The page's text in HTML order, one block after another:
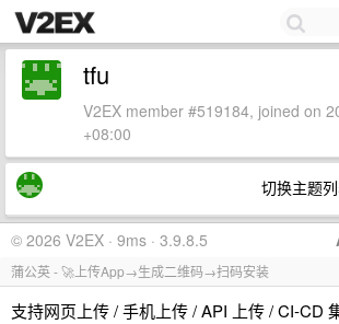
tfu
V2EX member #519184, joined on
+08:00
切换主题
© 2026 V2EX · 9ms · 3.9.8.5
蒲公英 - 🚀上传App→生成二维码→扫码安装
支持网页上传 / 手机上传 / API 上传 / CI-CD